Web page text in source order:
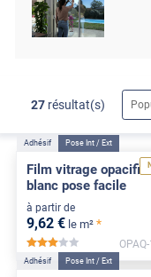
27 résultat(s)
Adhésif Pose Int / Ext
Film vitrage
blanc pose facile
à partir de
9,62 € le m² *
*****
Adhésif Pose Int / Ext